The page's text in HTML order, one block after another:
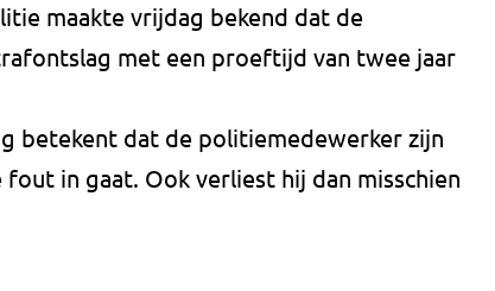
maakte vrijdag bekend dat de
met een proeftijd van twee jaar
betekent dat de politiemedewerker zijn
in gaat. Ook verliest hij dan misschien